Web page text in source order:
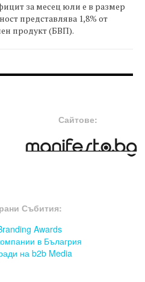
за месец юли е в размер
представлява 1,8% от
продукт (БВП).
Сайтове:
Събития:
Awards
в Бълагрия
на b2b Media